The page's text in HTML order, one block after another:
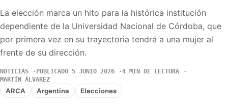
La elección marca un hito para la histórica institución
dependiente de la Universidad Nacional de Córdoba, que
por primera vez en su trayectoria tendrá a una mujer al
frente de su dirección.
NOTICIAS PUBLICADO 5 JUNIO 2026
4 MIN DE LECTURA
MARTÍN ÁLVAREZ
ARCA Argentina Elecciones